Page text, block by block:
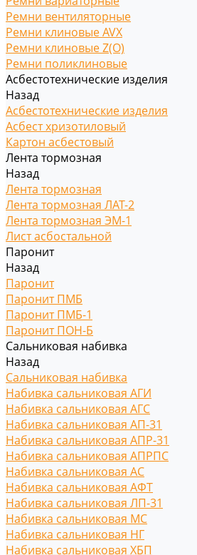
Ремни вентиляторные
Ремни клиновые AVX
Ремни клиновые Z(O)
Ремни поликлиновые
Асбестотехнические изделия
Назад
Асбестотехнические изделия
Асбест хризотиловый
Картон асбестовый
Лента тормозная
Назад
Лента тормозная
Лента тормозная ЛАТ-2
Лента тормозная ЭМ-1
Лист асбостальной
Паронит
Назад
Паронит
Паронит ПМБ
Паронит ПМБ-1
Паронит ПОН-Б
Сальниковая набивка
Назад
Сальниковая набивка
Набивка сальниковая АГИ
Набивка сальниковая АГС
Набивка сальниковая АП-31
Набивка сальниковая АПР-31
Набивка сальниковая АПРПС
Набивка сальниковая АС
Набивка сальниковая АФТ
Набивка сальниковая ЛП-31
Набивка сальниковая МС
Набивка сальниковая НГ
Набивка сальниковая ХБП